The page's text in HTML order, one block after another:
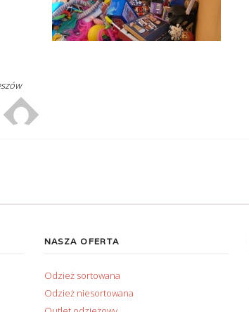
NASZA OFERTA
Odzież sortowana
Odzież niesortowana